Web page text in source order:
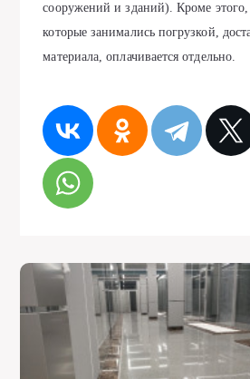
сооружений и зданий). Кроме этого,
которые занимались погрузкой,
материала, оплачивается отдельно.